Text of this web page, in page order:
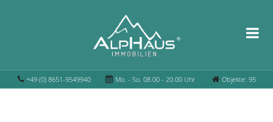
+49 (0) 8651-9549940 Mo. - So. 08.00 - 20.00 Uhr Objekte: 95